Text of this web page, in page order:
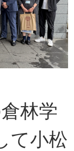
林学
て小松